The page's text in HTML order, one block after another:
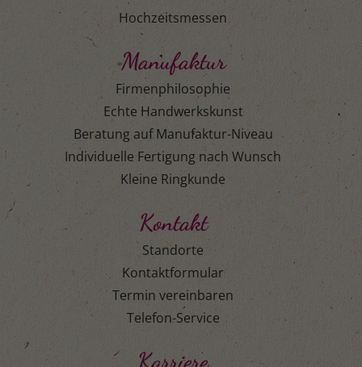
Hochzeitsmessen
Manufaktur
Firmenphilosophie
Echte Handwerkskunst
Beratung auf Manufaktur-Niveau
Individuelle Fertigung nach Wunsch
Kleine Ringkunde
Kontakt
Standorte
Kontaktformular
Termin vereinbaren
Telefon-Service